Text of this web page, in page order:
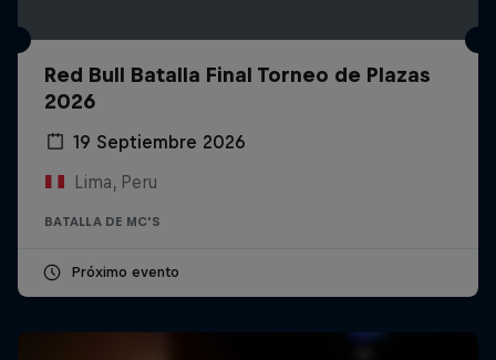
Red Bull Batalla Final Torneo de Plazas
2026
19 Septiembre 2026
Lima, Peru
BATALLA DE MC'S
Próximo evento